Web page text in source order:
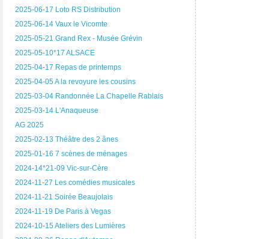
2025-06-17 Loto RS Distribution
2025-06-14 Vaux le Vicomte
2025-05-21 Grand Rex - Musée Grévin
2025-05-10*17 ALSACE
2025-04-17 Repas de printemps
2025-04-05 A la revoyure les cousins
2025-03-04 Randonnée La Chapelle Rablais
2025-03-14 L'Anaqueuse
AG 2025
2025-02-13 Théâtre des 2 ânes
2025-01-16 7 scènes de ménages
2024-14*21-09 Vic-sur-Cère
2024-11-27 Les comédies musicales
2024-11-21 Soirée Beaujolais
2024-11-19 De Paris à Vegas
2024-10-15 Ateliers des Lumières